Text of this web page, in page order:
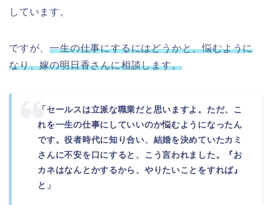
しています。
ですが、一生の仕事にするにはどうかと、悩むように
なり、嫁の明日香さんに相談します。
「セールスは立派な職業だと思いますよ。ただ、こ
れを一生の仕事にしていいのか悩むようになったん
です。役者時代に知り合い、結婚を決めていたカミ
さんに不安を口にすると、こう言われました。『お
カネはなんとかするから、やりたいことをすれば』
と」